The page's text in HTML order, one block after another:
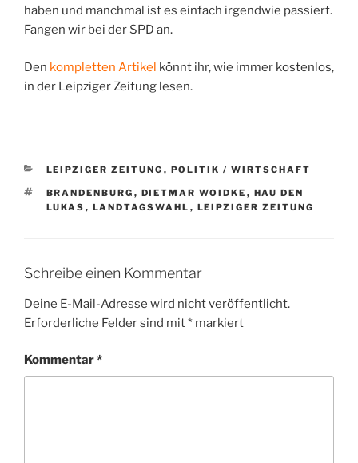
haben und manchmal ist es einfach irgendwie passiert.
Fangen wir bei der SPD an.
Den kompletten Artikel könnt ihr, wie immer kostenlos,
in der Leipziger Zeitung lesen.
KATEGORIEN
LEIPZIGER ZEITUNG , POLITIK / WIRTSCHAFT
SCHLAGWÖRTER
BRANDENBURG , DIETMAR WOIDKE , HAU DEN
LUKAS , LANDTAGSWAHL , LEIPZIGER ZEITUNG
Schreibe einen Kommentar
Deine E-Mail-Adresse wird nicht veröffentlicht.
Erforderliche Felder sind mit* markiert
Kommentar*